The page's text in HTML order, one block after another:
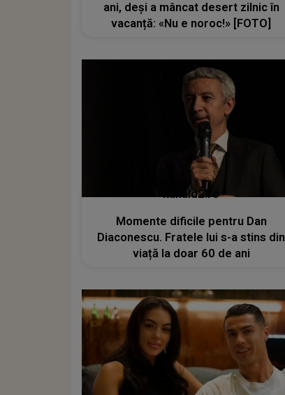
ani, deși a mâncat desert zilnic în
vacanță: «Nu e noroc!» [FOTO]
kanald2.ro
Momente dificile pentru Dan
Diaconescu. Fratele lui s-a stins din
viață la doar 60 de ani